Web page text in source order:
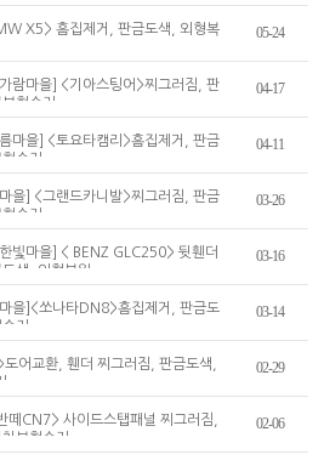
X5> 흠집제거, 판금도색, 외형복
05-24
람마을] <기아스팅어>찌그러짐, 판
험수리
04-17
마을] <토요타캠리>흠집제거, 판금
수리
04-11
을] <그랜드카니발>찌그러짐, 판금
수리
03-26
빛마을] < BENZ GLC250> 뒷휀더
색, 외형복원
03-16
을]<쏘나타DN8>흠집제거, 판금도
리
03-14
어교환, 휀더 찌그러짐, 판금도색,
02-29
떼CN7> 사이드스탭패널 찌그러짐,
보험수리
02-06